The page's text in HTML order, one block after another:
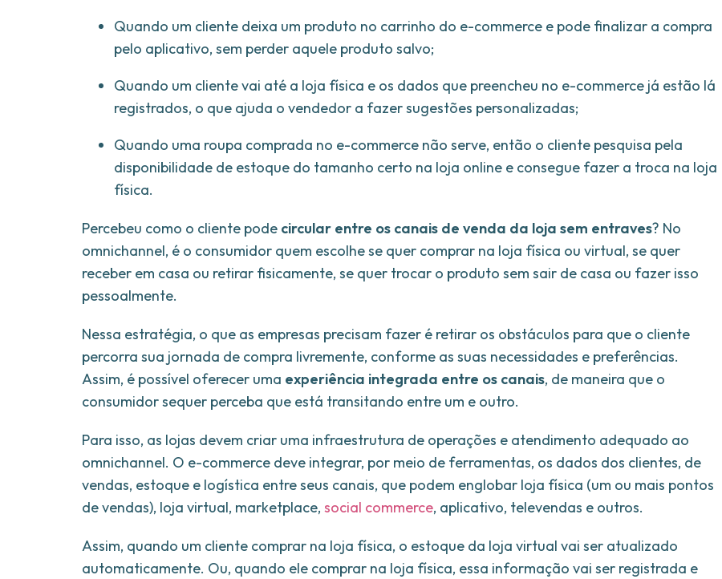
Quando um cliente deixa um produto no carrinho do e-commerce e pode finalizar a compra
pelo aplicativo, sem perder aquele produto salvo;
Quando um cliente vai até a loja física e os dados que preencheu no e-commerce já estão lá
registrados, o que ajuda o vendedor a fazer sugestões personalizadas;
Quando uma roupa comprada no e-commerce não serve, então o cliente pesquisa pela
disponibilidade de estoque do tamanho certo na loja online e consegue fazer a troca na loja
física.
Percebeu como o cliente pode circular entre os canais de venda da loja sem entraves? No
omnichannel, é o consumidor quem escolhe se quer comprar na loja física ou virtual, se quer
receber em casa ou retirar fisicamente, se quer trocar o produto sem sair de casa ou fazer isso
pessoalmente.
Nessa estratégia, o que as empresas precisam fazer é retirar os obstáculos para que o cliente
percorra sua jornada de compra livremente, conforme as suas necessidades e preferências.
Assim, é possível oferecer uma experiência integrada entre os canais, de maneira que o
consumidor sequer perceba que está transitando entre um e outro.
Para isso, as lojas devem criar uma infraestrutura de operações e atendimento adequado ao
omnichannel. O e-commerce deve integrar, por meio de ferramentas, os dados dos clientes, de
vendas, estoque e logística entre seus canais, que podem englobar loja física (um ou mais pontos
de vendas), loja virtual, marketplace, social commerce, aplicativo, televendas e outros.
Assim, quando um cliente comprar na loja física, o estoque da loja virtual vai ser atualizado
automaticamente. Ou, quando ele comprar na loja física, essa informação vai ser registrada e